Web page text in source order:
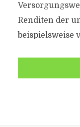
Renditen der
beispielsweise